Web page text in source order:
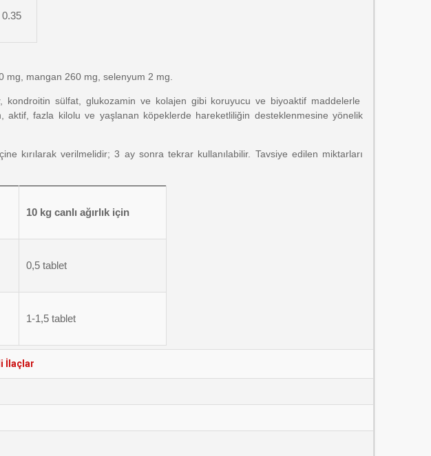
mangan 260 mg, selenyum 2 mg.
sülfat, glukozamin ve kolajen gibi koruyucu ve biyoaktif maddelerle
aktif, fazla kilolu ve yaşlanan köpeklerde hareketliliğin desteklenmesine yönelik
kırılarak verilmelidir; 3 ay sonra tekrar kullanılabilir. Tavsiye edilen miktarları
10 kg canlı ağırlık için
0,5 tablet
1-1,5 tablet
İlaçlar